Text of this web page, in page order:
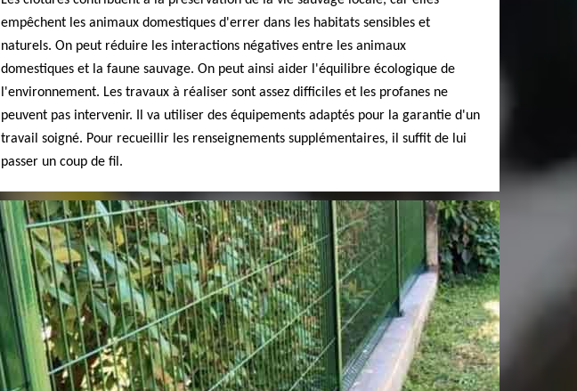
empêchent les animaux domestiques d'errer dans les habitats sensibles et
naturels. On peut réduire les interactions négatives entre les animaux
domestiques et la faune sauvage. On peut ainsi aider l'équilibre écologique de
l'environnement. Les travaux à réaliser sont assez difficiles et les profanes ne
peuvent pas intervenir. Il va utiliser des équipements adaptés pour la garantie d'un
travail soigné. Pour recueillir les renseignements supplémentaires, il suffit de lui
passer un coup de fil.